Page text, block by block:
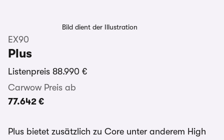
Bild dient der Illustration
EX90
Plus
Listenpreis 88.990 €
Carwow Preis ab
77.642 €
Plus bietet zusätzlich zu Core unter anderem High